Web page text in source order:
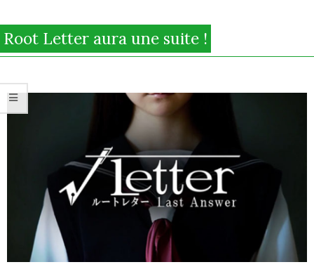
Navigation
Menu
Root Letter aura une suite !